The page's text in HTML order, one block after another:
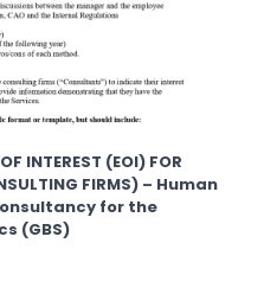
INTEREST (EOI) FOR
FIRMS) – Human
for the
(GBS)